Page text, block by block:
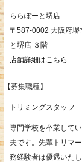
ららぽーと堺店
〒587-0002 大阪府堺
と堺店 ３階
店舗詳細はこちら
【募集職種】
トリミングスタッフ
専門学校を卒業して
夫です。先輩トリマ
務経験者は優遇いたし